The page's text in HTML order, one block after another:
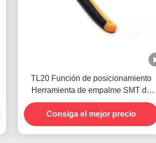
TL20 Función de posicionamiento
Herramienta de empalme SMT de
metal Tijeras de color amarillo
Consiga el mejor precio